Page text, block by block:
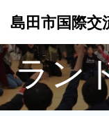
島田市国際交
ラン